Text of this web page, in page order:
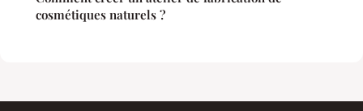
cosmétiques naturels ?